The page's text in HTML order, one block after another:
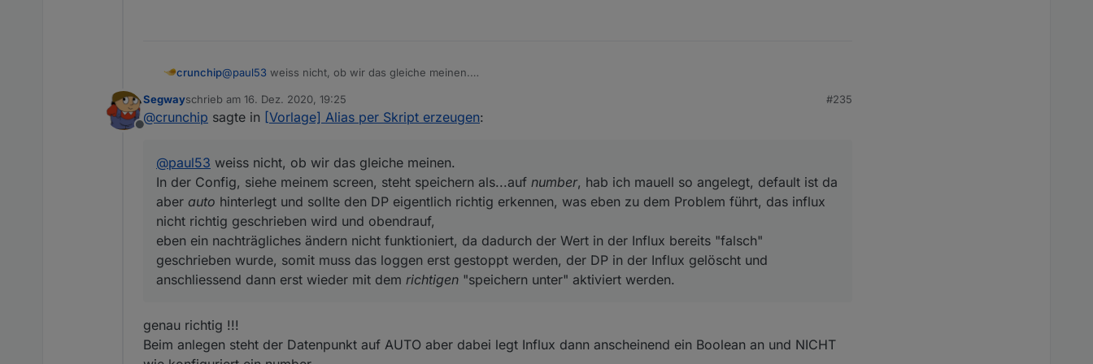
    "OPERATIONS": 5,
    "FLAGS": 1,
    "DEFAULT": 0
  "user": "system.user.admin",
  "ts": 123123123,
  "_id": "hm-rpc.0.blabla.ENERGY_COUNTER",
  "acl": {
    "object": 1636,
    "owner": "system.user.admin",
    "ownerGroup": "system.group.administrator",
    "state": 1636
crunchip@paul53 weiss nicht, ob wir das gleiche meinen.
hinterlegt und sollte den DP eigentlich richtig erkennen, was eben zu dem Problem führt, das influx nicht richtig
geschrieben wird und obendrauf,
richtigen"speichern unter" aktiviert werden.
Offline
Segwayschrieb am 16. Dez. 2020, 19:25
zuletzt editiert von
#235
@crunchip sagte in [Vorlage] Alias per Skript erzeugen:
@paul53 weiss nicht, ob wir das gleiche meinen.
In der Config, siehe meinem screen, steht speichern als...auf number, hab ich mauell so angelegt, default ist da
aber auto hinterlegt und sollte den DP eigentlich richtig erkennen, was eben zu dem Problem führt, das influx
nicht richtig geschrieben wird und obendrauf,
eben ein nachträgliches ändern nicht funktioniert, da dadurch der Wert in der Influx bereits "falsch"
geschrieben wurde, somit muss das loggen erst gestoppt werden, der DP in der Influx gelöscht und
anschliessend dann erst wieder mit dem richtigen "speichern unter" aktiviert werden.
genau richtig !!!
Beim anlegen steht der Datenpunkt auf AUTO aber dabei legt Influx dann anscheinend ein Boolean an und NICHT